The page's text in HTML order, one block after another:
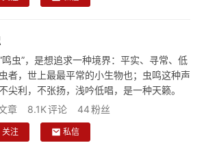
鸣虫”，是想追求一种境界：平实、寻常、低
者，世上最最平常的小生物也；虫鸣这种声
尖利，不张扬，浅吟低唱，是一种天籁。
章 8.1K评论 44粉丝
关注 私信